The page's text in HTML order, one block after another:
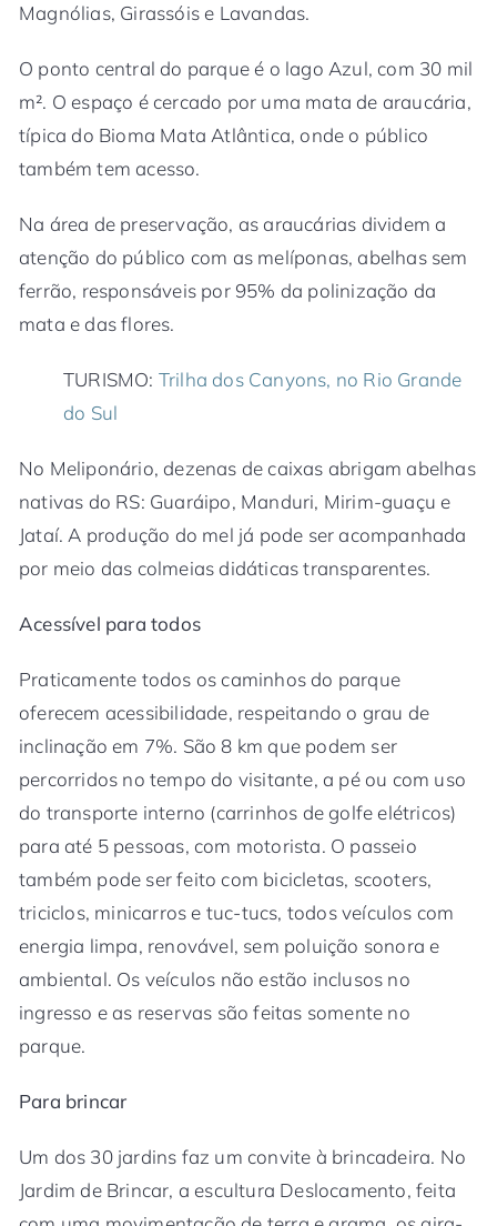
Magnólias, Girassóis e Lavandas.
O ponto central do parque é o lago Azul, com 30 mil
m². O espaço é cercado por uma mata de araucária,
típica do Bioma Mata Atlântica, onde o público
também tem acesso.
Na área de preservação, as araucárias dividem a
atenção do público com as melíponas, abelhas sem
ferrão, responsáveis por 95% da polinização da
mata e das flores.
TURISMO: Trilha dos Canyons, no Rio Grande
do Sul
No Meliponário, dezenas de caixas abrigam abelhas
nativas do RS: Guaráipo, Manduri, Mirim-guaçu e
Jataí. A produção do mel já pode ser acompanhada
por meio das colmeias didáticas transparentes.
Acessível para todos
Praticamente todos os caminhos do parque
oferecem acessibilidade, respeitando o grau de
inclinação em 7%. São 8 km que podem ser
percorridos no tempo do visitante, a pé ou com uso
do transporte interno (carrinhos de golfe elétricos)
para até 5 pessoas, com motorista. O passeio
também pode ser feito com bicicletas, scooters,
triciclos, minicarros e tuc-tucs, todos veículos com
energia limpa, renovável, sem poluição sonora e
ambiental. Os veículos não estão inclusos no
ingresso e as reservas são feitas somente no
parque.
Para brincar
Um dos 30 jardins faz um convite à brincadeira. No
Jardim de Brincar, a escultura Deslocamento, feita